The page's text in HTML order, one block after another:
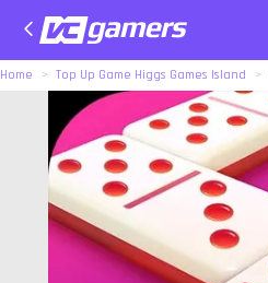
Home Top Up Game Higgs Games Island